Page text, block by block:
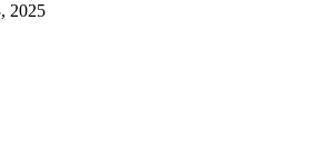
2025